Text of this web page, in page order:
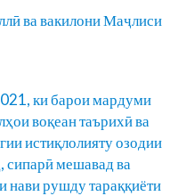
ва вакилони Маҷлиси
ки барои мардуми
воқеан таърихӣ ва
истиқлолияту озодии
мешавад ва
нави рушду тараққиёти